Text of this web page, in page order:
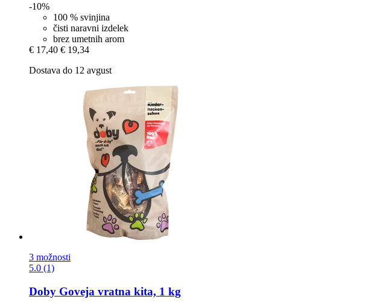
-10%
100 % svinjina
čisti naravni izdelek
brez umetnih arom
€ 17,40 € 19,34
Dostava do 12 avgust
3 možnosti
5.0 (1)
Doby Goveja vratna kita, 1 kg